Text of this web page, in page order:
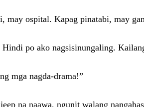
ospital. Kapag pinatabi, may
po ako nagsisinungaling.
mga nagda-drama!”
na naawa, ngunit walang